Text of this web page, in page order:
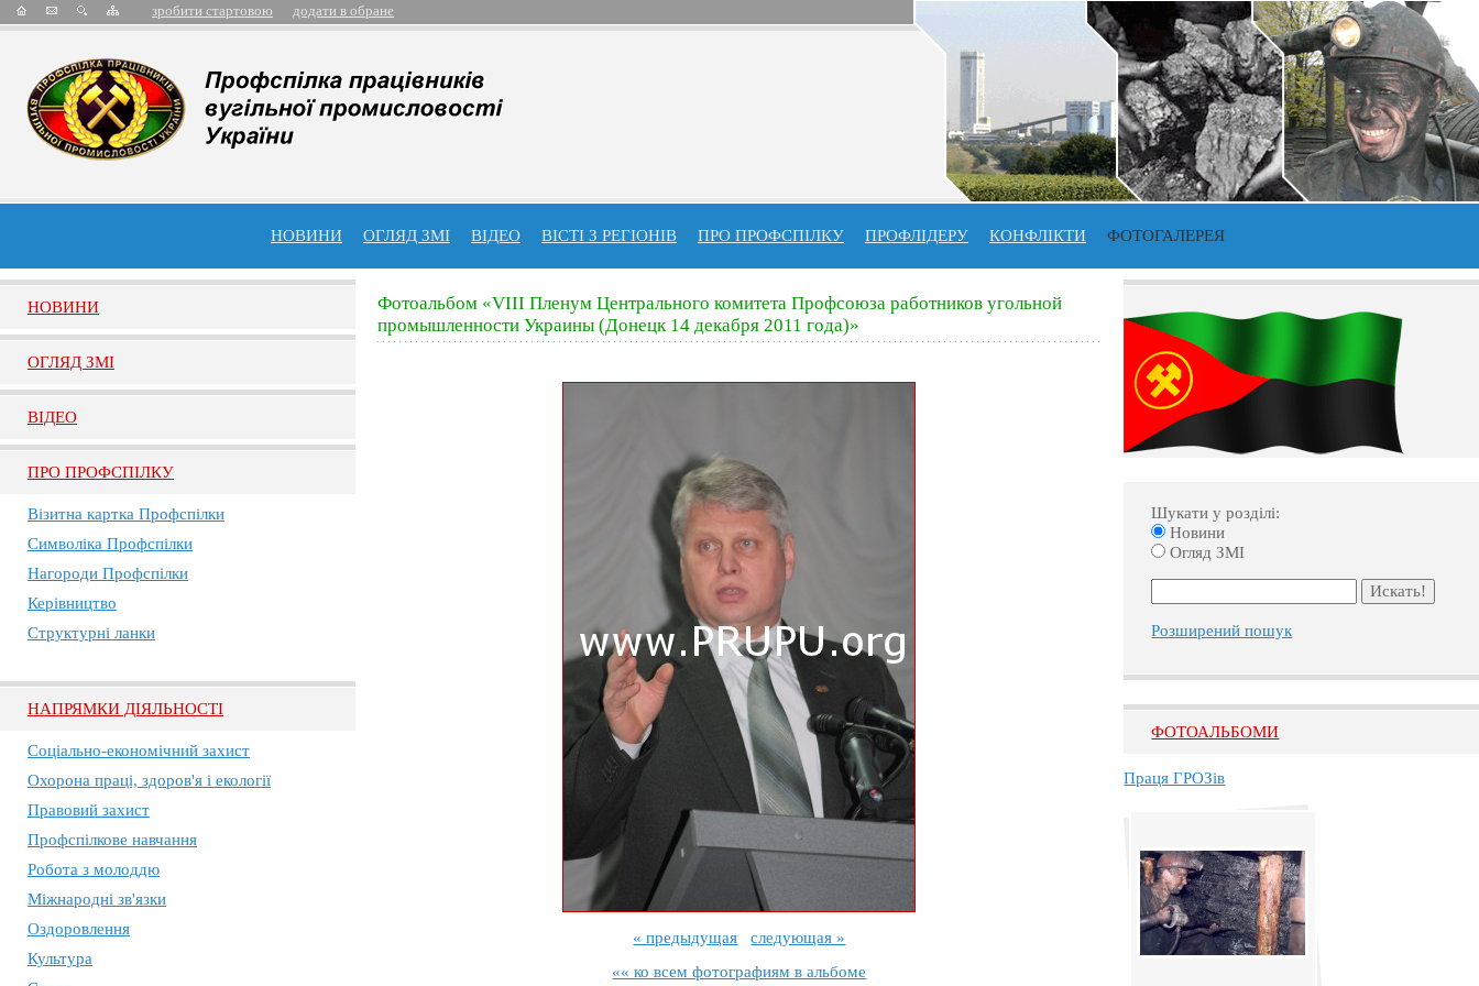
зробити стартовою додати в обране
НОВИНИ ОГЛЯД ЗМІ ВІДЕО ВІСТІ З РЕГІОНІВ ПРО ПРОФСПIЛКУ ПРОФЛIДЕРУ КОНФЛІКТИ ФОТОГАЛЕРЕЯ
НОВИНИ
ОГЛЯД ЗМI
ВIДЕО
ПРО ПРОФСПIЛКУ
Візитна картка Профспілки
Символіка Профспілки
Нагороди Профспілки
Керівництво
Структурні ланки
НАПРЯМКИ ДІЯЛЬНОСТІ
Соціально-економічний захист
Охорона праці, здоров'я і екології
Правовий захист
Профспілкове навчання
Робота з молоддю
Міжнародні зв'язки
Оздоровлення
Культура
Фотоальбом «VIII Пленум Центрального комитета Профсоюза работников угольной
промышленности Украины (Донецк 14 декабря 2011 года)»
« предыдущая
следующая »
«« ко всем фотографиям в альбоме
Шукати у розділі:
Новини
Огляд ЗМІ
Розширений пошук
ФОТОАЛЬБОМИ
Праця ГРОЗів